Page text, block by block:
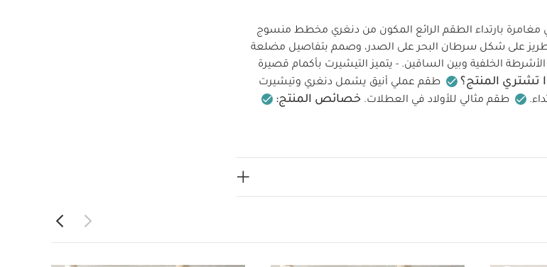
بارتداء الطقم الرائع المكون من دنغري مخطط منسوج
على شكل سرطان البحر على الصدر، وصمم بتفاصيل مضلعة
الأشرطة الخلفية وبين الساقين. - يتميز التيشيرت بأكمام قصيرة
تشتري المنتج؟
طقم عملي أنيق يشمل دنغري وتيشيرت
طقم مثالي للأولاد في العطلات. خصائص المنتج:
على شكل سرطان البحر على الصدر، وصمم بأساور مضلعة عند
يُغسل على درجة